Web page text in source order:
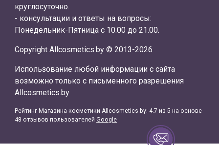
круглосуточно.
- консультации и ответы на вопросы:
Понедельник-Пятница с 10.00 до 21.00.
Copyright Allcosmetics.by © 2013-2026
Использование любой информации с сайта
возможно только с письменного разрешения
Allcosmetics.by
Рейтинг Магазина косметики Allcosmetics.by: 4.7 из 5 на основе
48 отзывов пользователей Google